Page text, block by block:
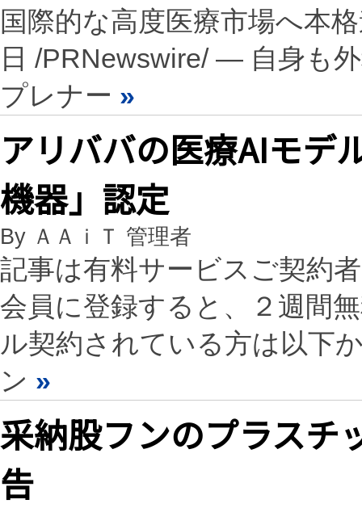
国際的な高度医療市場へ本
日 /PRNewswire/ — 自身も
プレナー »
アリババの医療AIモデ
機器」認定
By ＡＡｉＴ 管理者
記事は有料サービスご契約
会員に登録すると、２週間
ル契約されている方は以下
ン »
采納股フンのプラスチ
告